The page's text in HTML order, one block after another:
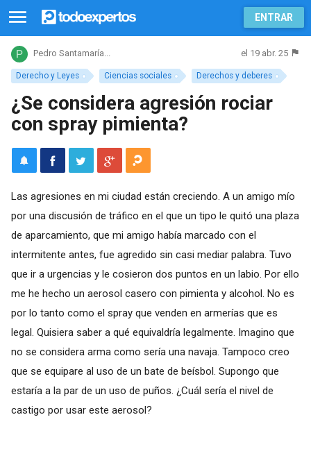
ENTRAR
Derecho y Leyes Ciencias sociales Derechos y deberes
Pedro Santamaría... el 19 abr. 25
¿Se considera agresión rociar
con spray pimienta?
Las agresiones en mi ciudad están creciendo. A un amigo mío
por una discusión de tráfico en el que un tipo le quitó una plaza
de aparcamiento, que mi amigo había marcado con el
intermitente antes, fue agredido sin casi mediar palabra. Tuvo
que ir a urgencias y le cosieron dos puntos en un labio. Por ello
me he hecho un aerosol casero con pimienta y alcohol. No es
por lo tanto como el spray que venden en armerías que es
legal. Quisiera saber a qué equivaldría legalmente. Imagino que
no se considera arma como sería una navaja. Tampoco creo
que se equipare al uso de un bate de beísbol. Supongo que
estaría a la par de un uso de puños. ¿Cuál sería el nivel de
castigo por usar este aerosol?